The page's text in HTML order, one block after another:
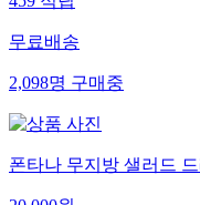
459적립
무료배송
2,098명구매중
폰타나 무지방 샐러드